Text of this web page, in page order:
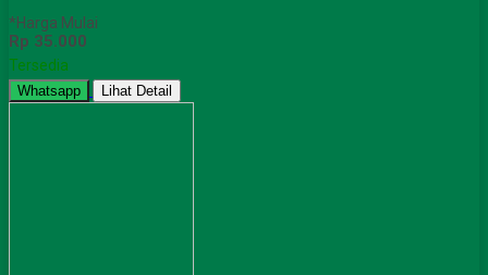
*Harga Mulai
Rp 35.000
Tersedia
Whatsapp Lihat Detail